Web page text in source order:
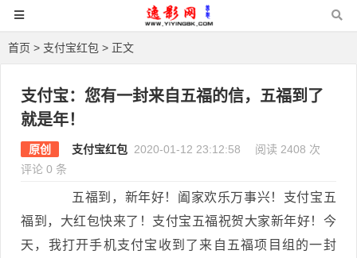
首页 > 支付宝红包 > 正文
支付宝：您有一封来自五福的信，五福到了
就是年！
原创 支付宝红包 2020-01-12 23:12:58
阅读 2408 次
评论 0 条
五福到，新年好！阖家欢乐万事兴！支付宝五
福到，大红包快来了！支付宝五福祝贺大家新年好！今
天，我打开手机支付宝收到了来自五福项目组的一封